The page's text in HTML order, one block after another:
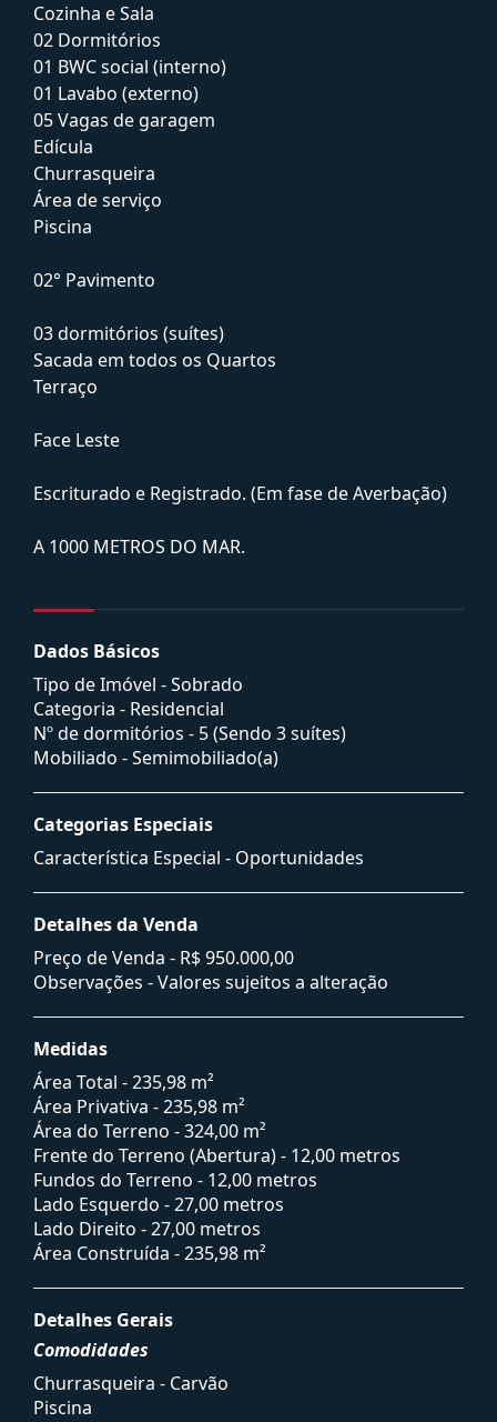
Cozinha e Sala
02 Dormitórios
01 BWC social (interno)
01 Lavabo (externo)
05 Vagas de garagem
Edícula
Churrasqueira
Área de serviço
Piscina
02° Pavimento
03 dormitórios (suítes)
Sacada em todos os Quartos
Terraço
Face Leste
Escriturado e Registrado. (Em fase de Averbação)
A 1000 METROS DO MAR.
Dados Básicos
Tipo de Imóvel - Sobrado
Categoria - Residencial
Nº de dormitórios - 5 (Sendo 3 suítes)
Mobiliado - Semimobiliado(a)
Categorias Especiais
Característica Especial - Oportunidades
Detalhes da Venda
Preço de Venda - R$ 950.000,00
Observações - Valores sujeitos a alteração
Medidas
Área Total - 235,98 m²
Área Privativa - 235,98 m²
Área do Terreno - 324,00 m²
Frente do Terreno (Abertura) - 12,00 metros
Fundos do Terreno - 12,00 metros
Lado Esquerdo - 27,00 metros
Lado Direito - 27,00 metros
Área Construída - 235,98 m²
Detalhes Gerais
Comodidades
Churrasqueira - Carvão
Piscina